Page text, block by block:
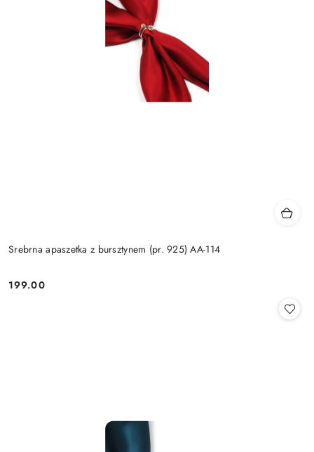
Srebrna apaszetka z bursztynem (pr. 925) AA-114
Cena:
199.00